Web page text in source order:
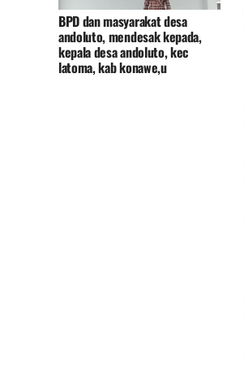
BPD dan masyarakat desa
andoluto, mendesak kepada,
kepala desa andoluto, kec
latoma, kab konawe,u